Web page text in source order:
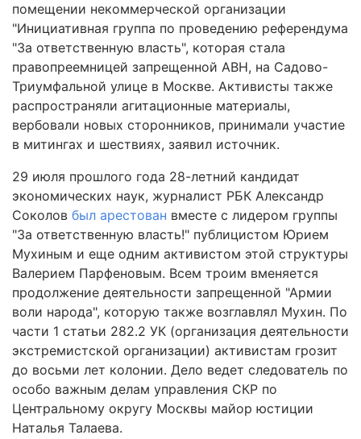
помещении некоммерческой организации
"Инициативная группа по проведению референдума
"За ответственную власть", которая стала
правопреемницей запрещенной АВН, на Садово-
Триумфальной улице в Москве. Активисты также
распространяли агитационные материалы,
вербовали новых сторонников, принимали участие
в митингах и шествиях, заявил источник.
29 июля прошлого года 28-летний кандидат
экономических наук, журналист РБК Александр
Соколов был арестован вместе с лидером группы
"За ответственную власть!" публицистом Юрием
Мухиным и еще одним активистом этой структуры
Валерием Парфеновым. Всем троим вменяется
продолжение деятельности запрещенной "Армии
воли народа", которую также возглавлял Мухин. По
части 1 статьи 282.2 УК (организация деятельности
экстремистской организации) активистам грозит
до восьми лет колонии. Дело ведет следователь по
особо важным делам управления СКР по
Центральному округу Москвы майор юстиции
Наталья Талаева.